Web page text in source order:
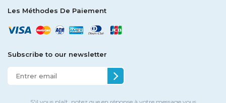
Les Méthodes De Paiement
Subscribe to our newsletter